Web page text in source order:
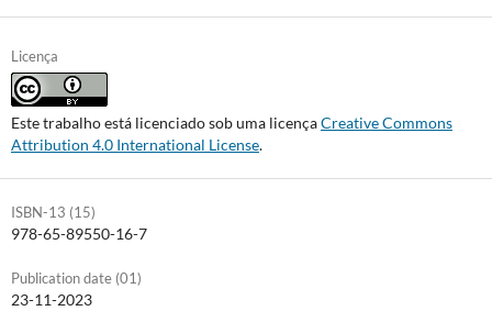
Licença
Este trabalho está licenciado sob uma licençaCreative Commons
Attribution 4.0 International License.
ISBN-13 (15)
978-65-89550-16-7
Publication date (01)
23-11-2023